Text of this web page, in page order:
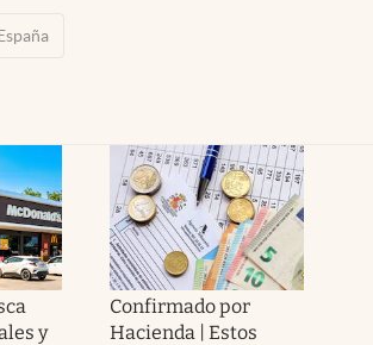
y
Confirmado por
Hacienda | Estos